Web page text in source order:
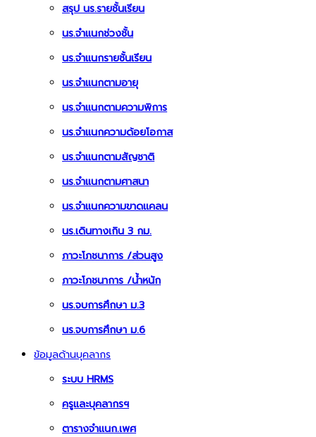
สรุป นร.รายชั้นเรียน
นร.จำแนกช่วงชั้น
นร.จำแนกรายชั้นเรียน
นร.จำแนกตามอายุ
นร.จำแนกตามความพิการ
นร.จำแนกความด้อยโอกาส
นร.จำแนกตามสัญชาติ
นร.จำแนกตามศาสนา
นร.จำแนกความขาดแคลน
นร.เดินทางเกิน 3 กม.
ภาวะโภชนาการ /ส่วนสูง
ภาวะโภชนาการ /น้ำหนัก
นร.จบการศึกษา ม.3
นร.จบการศึกษา ม.6
ข้อมูลด้านบุคลากร
ระบบ HRMS
ครูและบุคลากรฯ
ตารางจำแนก.เพศ